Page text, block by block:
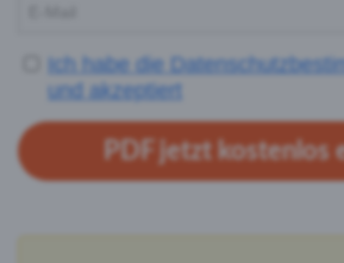
Ich habe die
und akzeptiert
PDF jetzt kostenlos